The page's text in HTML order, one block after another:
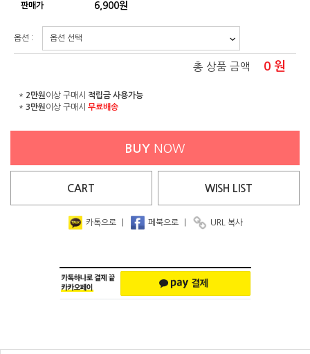
판매가 6,900원
옵션 :
총 상품 금액 0 원
* 2만원 이상 구매시 적립금 사용가능
* 3만원 이상 구매시 무료배송
BUY NOW
CART WISH LIST
카톡으로 페북으로 URL 복사